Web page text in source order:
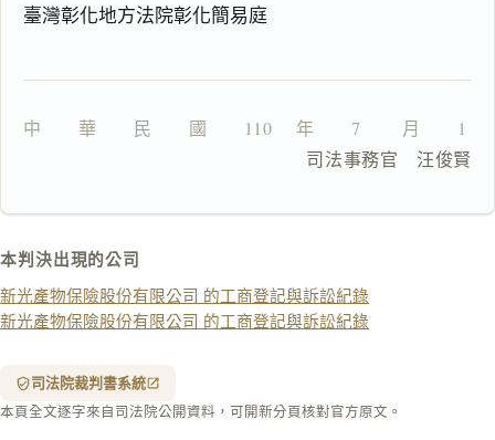
臺灣彰化地方法院彰化簡易庭
中　　華　　民　　國　　110 　年　　7 　　月　　1
                      司法事務官　汪俊賢
本判決出現的公司
新光產物保險股份有限公司 的工商登記與訴訟紀錄
新光產物保險股份有限公司 的工商登記與訴訟紀錄
司法院裁判書系統
本頁全文逐字來自司法院公開資料，可開新分頁核對官方原文。
製
複製給 AI
去換行複製
匯出 PDF
精美列印